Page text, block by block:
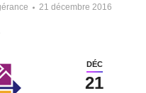
21 décembre 2016
DÉC
21